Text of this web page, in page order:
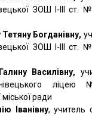
ЗОШ І-ІІІ ст.
Богданівну,
ЗОШ І-ІІІ ст.
Василівну,
ради
Іванівну, учитель